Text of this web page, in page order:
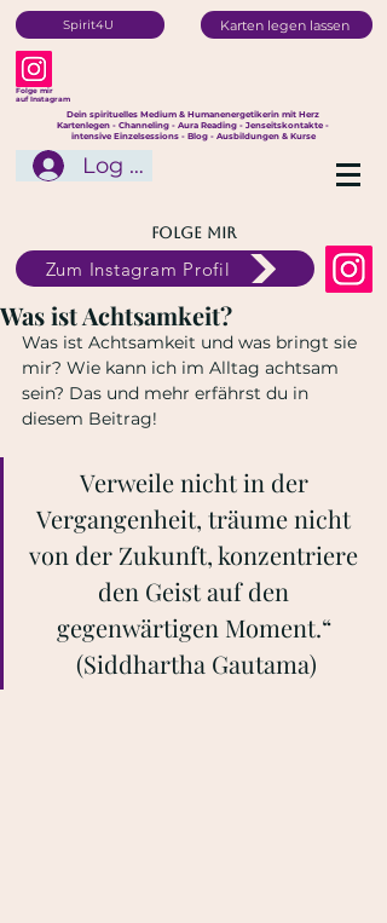
Spirit4U Karten legen lassen
Folge mir
auf Instagram
Dein spirituelles Medium & Humanenergetikerin mit Herz
Kartenlegen - Channeling - Aura Reading - Jenseitskontakte -
intensive Einzelsessions - Blog - Ausbildungen & Kurse
Log In
Folge mir
Zum Instagram Profil
Was ist Achtsamkeit?
Was ist Achtsamkeit und was bringt sie
mir? Wie kann ich im Alltag achtsam
sein? Das und mehr erfährst du in
diesem Beitrag!
Verweile nicht in der
Vergangenheit, träume nicht
von der Zukunft, konzentriere
den Geist auf den
gegenwärtigen Moment.“
(Siddhartha Gautama)